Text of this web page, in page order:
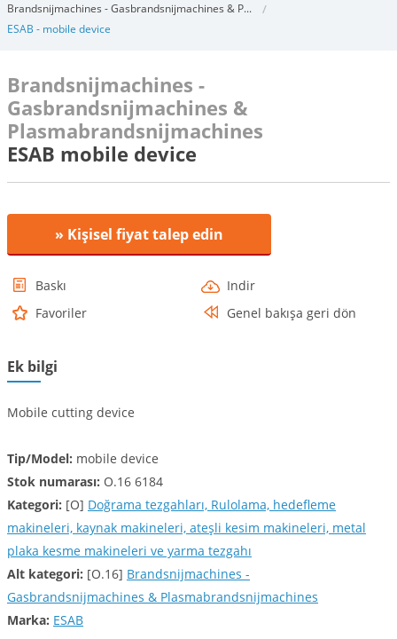
Brandsnijmachines - Gasbrandsnijmachines & P...
ESAB - mobile device
Brandsnijmachines -
Gasbrandsnijmachines &
Plasmabrandsnijmachines
ESAB mobile device
» Kişisel fiyat talep edin
Baskı
Indir
Favoriler
Genel bakışa geri dön
Ek bilgi
Mobile cutting device
Tip/Model: mobile device
Stok numarası: O.16 6184
Kategori: [O] Doğrama tezgahları, Rulolama, hedefleme
makineleri, kaynak makineleri, ateşli kesim makineleri, metal
plaka kesme makineleri ve yarma tezgahı
Alt kategori: [O.16] Brandsnijmachines -
Gasbrandsnijmachines & Plasmabrandsnijmachines
Marka: ESAB